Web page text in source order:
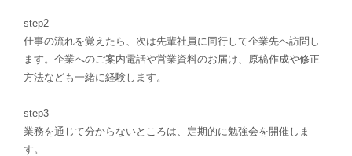
step2
仕事の流れを覚えたら、次は先輩社員に同行して企業先へ訪問し
ます。企業へのご案内電話や営業資料のお届け、原稿作成や修正
方法なども一緒に経験します。
step3
業務を通じて分からないところは、定期的に勉強会を開催しま
す。